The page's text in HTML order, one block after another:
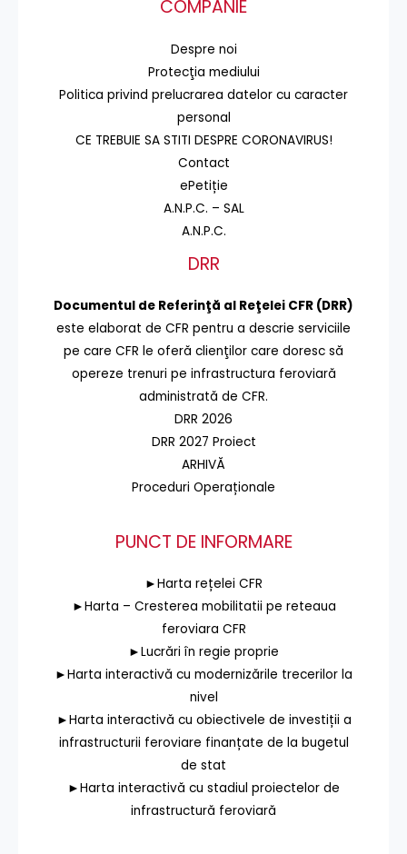
COMPANIE
Despre noi
Protecţia mediului
Politica privind prelucrarea datelor cu caracter
personal
CE TREBUIE SA STITI DESPRE CORONAVIRUS!
Contact
ePetiție
A.N.P.C. – SAL
A.N.P.C.
DRR
Documentul de Referinţă al Reţelei CFR (DRR)
este elaborat de CFR pentru a descrie serviciile
pe care CFR le oferă clienţilor care doresc să
opereze trenuri pe infrastructura feroviară
administrată de CFR.
DRR 2026
DRR 2027 Proiect
ARHIVĂ
Proceduri Operaționale
PUNCT DE INFORMARE
►Harta rețelei CFR
►Harta – Cresterea mobilitatii pe reteaua
feroviara CFR
►Lucrări în regie proprie
►Harta interactivă cu modernizările trecerilor la
nivel
►Harta interactivă cu obiectivele de investiții a
infrastructurii feroviare finanțate de la bugetul
de stat
►Harta interactivă cu stadiul proiectelor de
infrastructură feroviară